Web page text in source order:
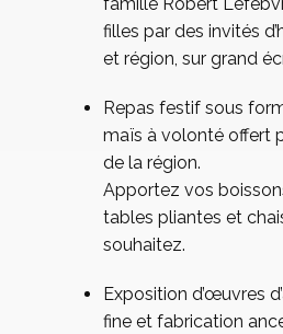
filles par des invités
et région, sur grand
Repas festif sous
maïs à volonté offert
de la région.
Apportez vos
tables pliantes et
souhaitez.
Exposition d’œuvres
fine et fabrication